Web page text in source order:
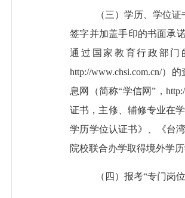
（三）学历、学位
签字并加盖手印的书面承
通过国家教育行政部
http://www.chsi.com.cn/）
息网（简称“学信网”，
证书，主修、辅修专业在
学历学位认证书》、《台
院校联合办学取得境外学
（ 四 ）报考“专门岗